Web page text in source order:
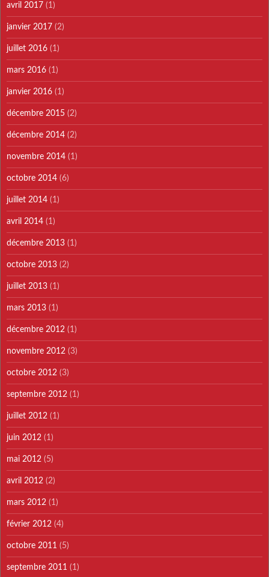
avril 2017 (1)
janvier 2017 (2)
juillet 2016 (1)
mars 2016 (1)
janvier 2016 (1)
décembre 2015 (2)
décembre 2014 (2)
novembre 2014 (1)
octobre 2014 (6)
juillet 2014 (1)
avril 2014 (1)
décembre 2013 (1)
octobre 2013 (2)
juillet 2013 (1)
mars 2013 (1)
décembre 2012 (1)
novembre 2012 (3)
octobre 2012 (3)
septembre 2012 (1)
juillet 2012 (1)
juin 2012 (1)
mai 2012 (5)
avril 2012 (2)
mars 2012 (1)
février 2012 (4)
octobre 2011 (5)
septembre 2011 (1)